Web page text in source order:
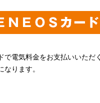
で電気料金をお支払いいただ
なります。